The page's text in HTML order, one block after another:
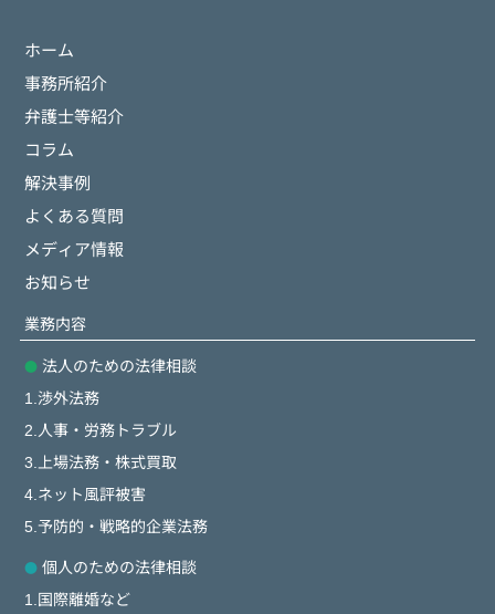
ホーム
事務所紹介
弁護士等紹介
コラム
解決事例
よくある質問
メディア情報
お知らせ
業務内容
法人のための法律相談
1.渉外法務
2.人事・労務トラブル
3.上場法務・株式買取
4.ネット風評被害
5.予防的・戦略的企業法務
個人のための法律相談
1.国際離婚など